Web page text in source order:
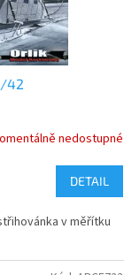
42
nedostupné
DETAIL
v měřítku